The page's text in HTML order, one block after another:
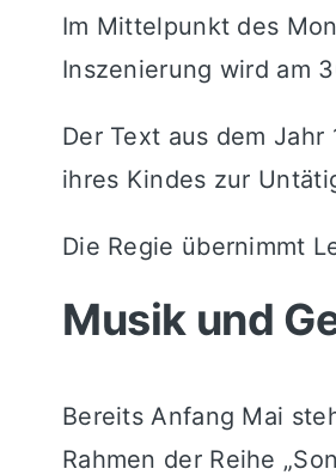
Im Mittelpunkt des
Inszenierung wird am
Der Text aus dem
ihres Kindes zur
Die Regie übernimmt
Musik und
Bereits Anfang Mai
Rahmen der Reihe